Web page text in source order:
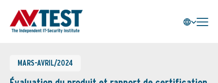
MARS-AVRIL/2024